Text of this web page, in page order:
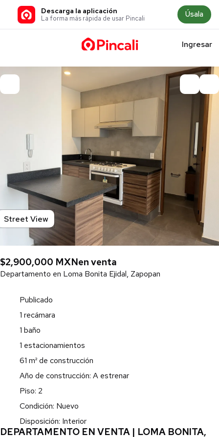
Descarga la aplicación
La forma más rápida de usar Pincali Úsala
Ingresar
Street View
$2,900,000 MXNen venta
Departamento en Loma Bonita Ejidal, Zapopan
Publicado
1 recámara
1 baño
1 estacionamientos
61 m² de construcción
Año de construcción: A estrenar
Piso: 2
Condición: Nuevo
Disposición: Interior
DEPARTAMENTO EN VENTA | LOMA BONITA,